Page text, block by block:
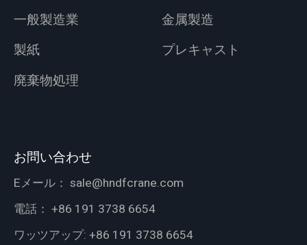
一般製造業
金属製造
製紙
プレキャスト
廃棄物処理
お問い合わせ
Eメール： sale@hndfcrane.com
電話： +86 191 3738 6654
ワッツアップ: +86 191 3738 6654